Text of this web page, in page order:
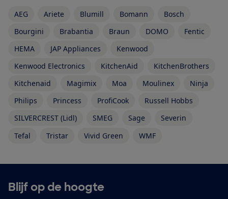
AEG Ariete Blumill Bomann
Bosch
Bourgini
Brabantia Braun DOMO
Fentic
HEMA
JAP Appliances
Kenwood
Kenwood Electronics
KitchenAid
KitchenBrothers
Kitchenaid
Magimix Moa Moulinex
Ninja
Philips
Princess ProfiCook
Russell Hobbs
SILVERCREST (Lidl)
SMEG Sage
Severin
Tefal
Tristar Vivid Green WMF
Blijf op de hoogte